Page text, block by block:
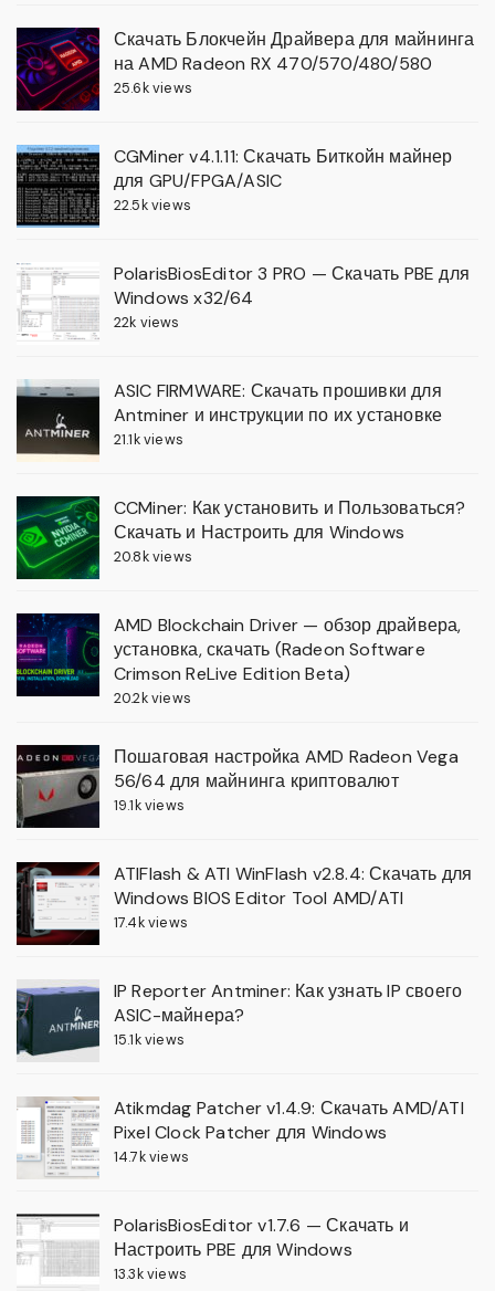
Скачать Блокчейн Драйвера для майнинга
на AMD Radeon RX 470/570/480/580
25.6k views
CGMiner v4.1.11: Скачать Биткойн майнер
для GPU/FPGA/ASIC
22.5k views
PolarisBiosEditor 3 PRO — Скачать PBE для
Windows x32/64
22k views
ASIC FIRMWARE: Скачать прошивки для
Antminer и инструкции по их установке
21.1k views
CCMiner: Как установить и Пользоваться?
Скачать и Настроить для Windows
20.8k views
AMD Blockchain Driver — обзор драйвера,
установка, скачать (Radeon Software
Crimson ReLive Edition Beta)
20.2k views
Пошаговая настройка AMD Radeon Vega
56/64 для майнинга криптовалют
19.1k views
ATIFlash & ATI WinFlash v2.8.4: Скачать для
Windows BIOS Editor Tool AMD/ATI
17.4k views
IP Reporter Antminer: Как узнать IP своего
ASIC-майнера?
15.1k views
Atikmdag Patcher v1.4.9: Скачать AMD/ATI
Pixel Clock Patcher для Windows
14.7k views
PolarisBiosEditor v1.7.6 — Скачать и
Настроить PBE для Windows
13.3k views